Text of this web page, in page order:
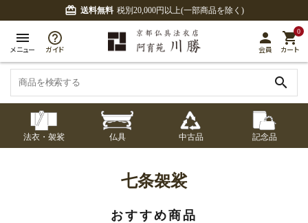
card_giftcard 送料無料 税別20,000円以上(一部商品を除く)
menu
メニュー ガイド
person
会員
0
shopping_cart
カート
search
七条袈裟
法衣・袈裟
修多羅
色衣・裳附
記念品
ふくさ・風呂敷
収納
仏具
宮殿・厨子・須弥壇
卓類・常香盤・礼盤 天蓋・瓔珞・吊金具
中古品
アウトレット
七条袈裟
おすすめ商品